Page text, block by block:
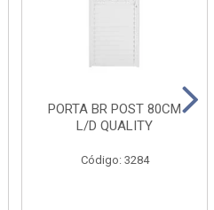
PORTA BR POST 80CM
L/D QUALITY
Código: 3284